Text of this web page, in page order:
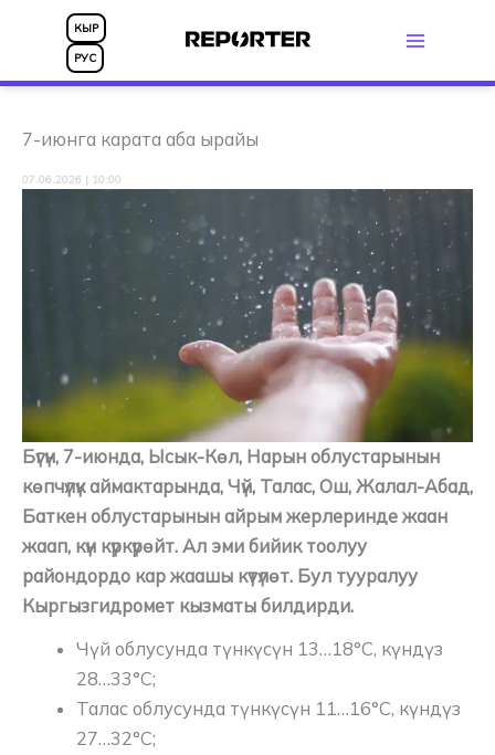
КЫР
РУС
7-июнга карата аба ырайы
07.06.2026 | 10:00
Бүгүн, 7-июнда, Ысык-Көл, Нарын облустарынын
көпчүлүк аймактарында, Чүй, Талас, Ош, Жалал-Абад,
Баткен облустарынын айрым жерлеринде жаан
жаап, күн күркүрөйт. Ал эми бийик тоолуу
райондордо кар жаашы күтүлөт. Бул тууралуу
Кыргызгидромет кызматы билдирди.
Чүй облусунда түнкүсүн 13…18°C, күндүз
28…33°C;
Талас облусунда түнкүсүн 11…16°C, күндүз
27…32°C;